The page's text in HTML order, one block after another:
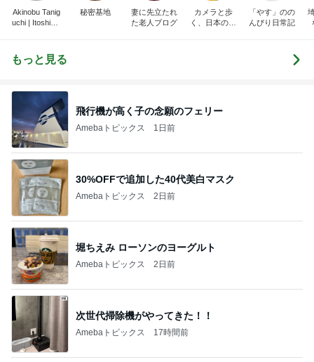
Akinobu Tanig
uchi | Itoshima
秘密基地
妻に先立たれ
た老人ブログ
カメラと歩
く、日本の風
「やす」のの
んびり日常記
もっと見る
飛行機が高く子の念願のフェリー
Amebaトピックス 1日前
30%OFFで追加した40代美白マスク
Amebaトピックス 2日前
堀ちえみ ローソンのヨーグルト
Amebaトピックス 2日前
次世代掃除機がやってきた！！
Amebaトピックス 17時間前